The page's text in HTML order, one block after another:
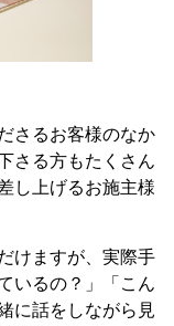
さるお客様のなか
さる方もたくさん
し上げるお施主様
けますが、実際手
いるの？」「こん
に話をしながら見